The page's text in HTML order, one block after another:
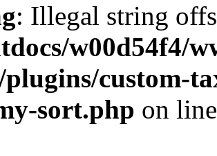
: Illegal string
w00d54f4/
custom-
sort.php on